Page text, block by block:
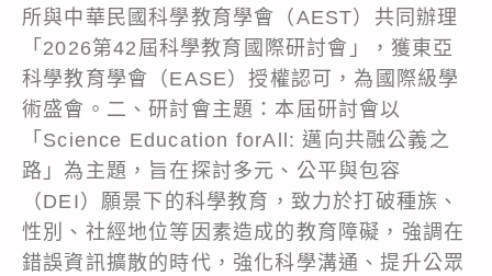
所與中華民國科學教育學會（AEST）共同辦理
「2026第42屆科學教育國際研討會」，獲東亞
科學教育學會（EASE）授權認可，為國際級學
術盛會。二、研討會主題：本屆研討會以
「Science Education forAll: 邁向共融公義之
路」為主題，旨在探討多元、公平與包容
（DEI）願景下的科學教育，致力於打破種族、
性別、社經地位等因素造成的教育障礙，強調在
錯誤資訊擴散的時代，強化科學溝通、提升公眾